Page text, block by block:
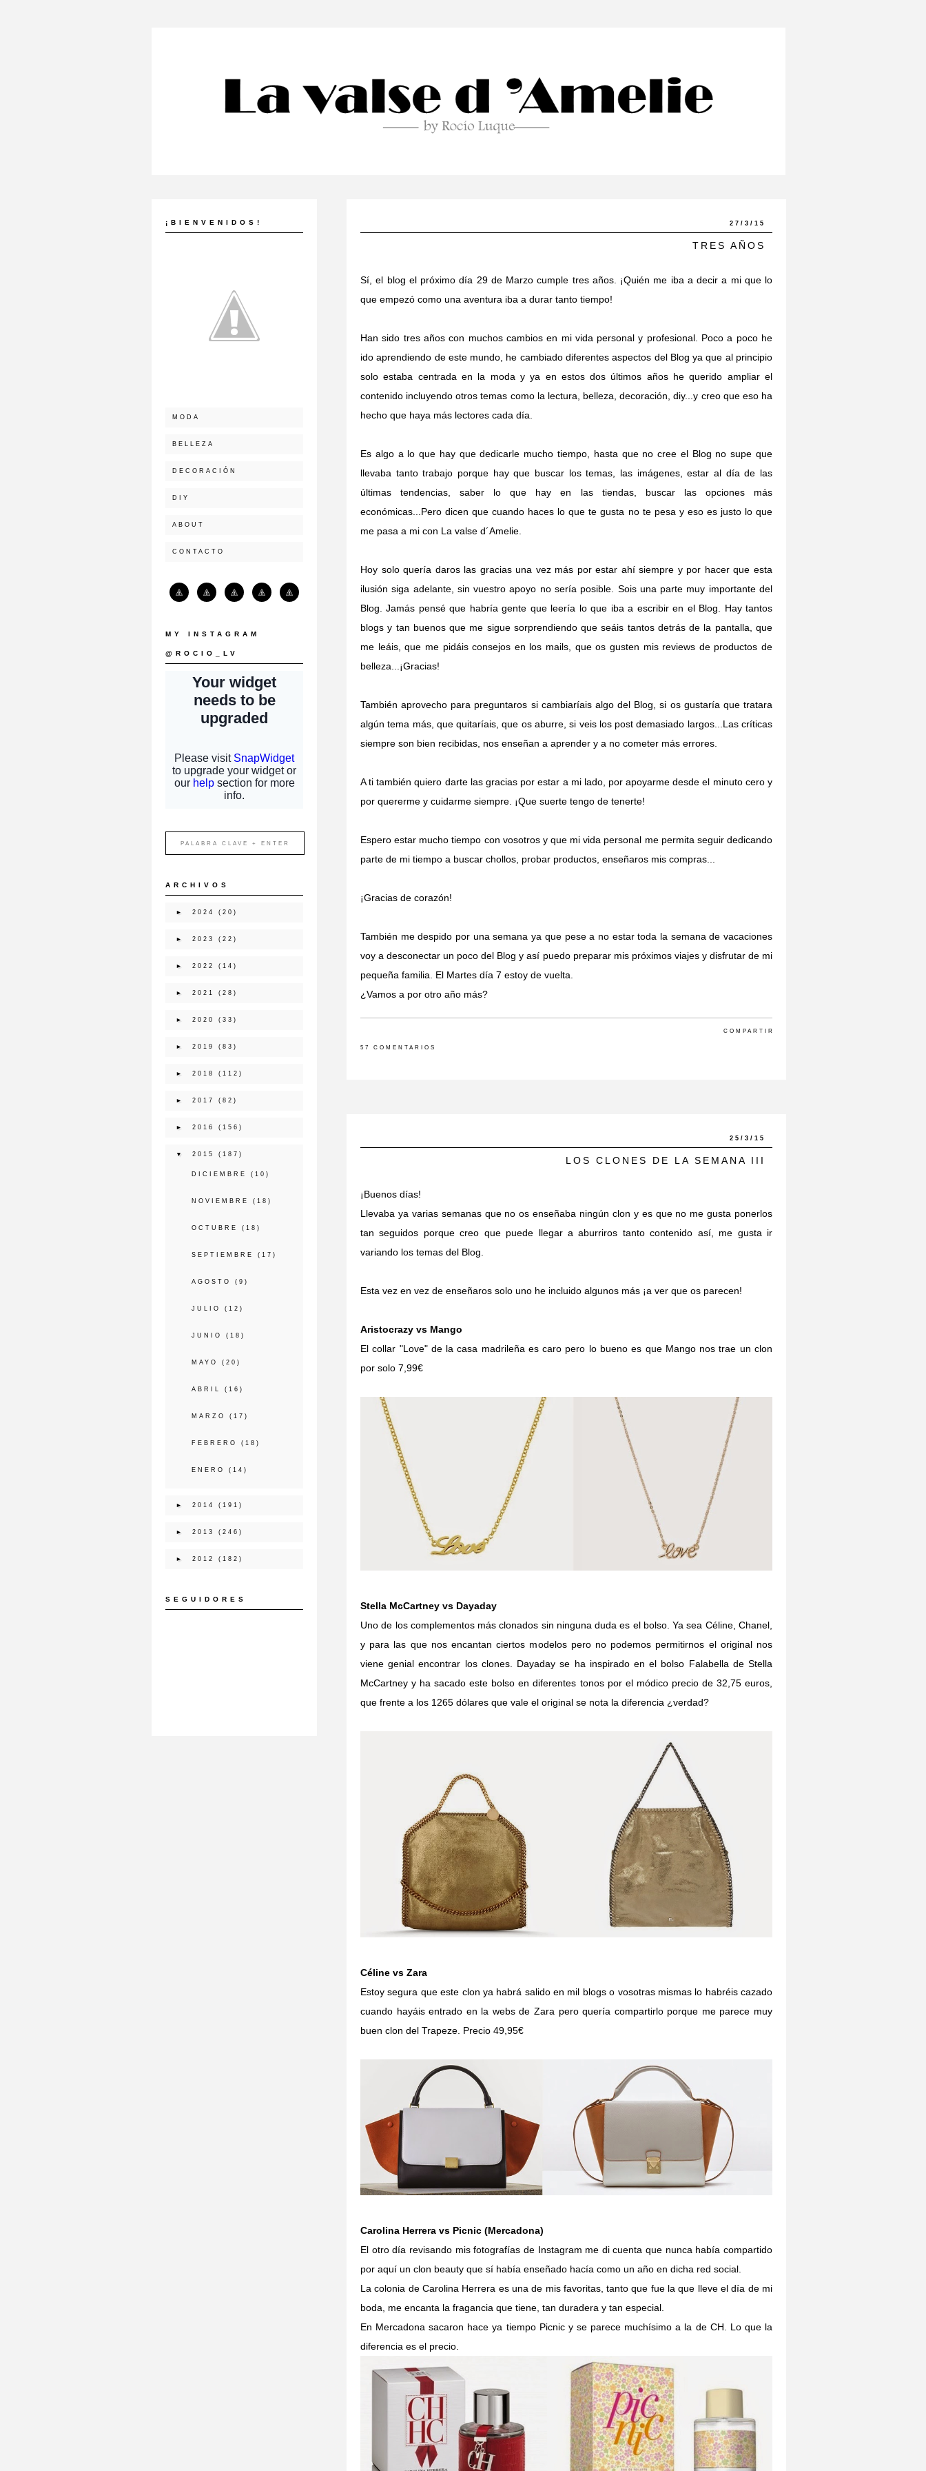
27/3/15
TRES AÑOS
Sí, el blog el próximo día 29 de Marzo cumple tres años. ¡Quién me iba a decir a mi que lo
que empezó como una aventura iba a durar tanto tiempo!
Han sido tres años con muchos cambios en mi vida personal y profesional. Poco a poco he
ido aprendiendo de este mundo, he cambiado diferentes aspectos del Blog ya que al principio
solo estaba centrada en la moda y ya en estos dos últimos años he querido ampliar el
contenido incluyendo otros temas como la lectura, belleza, decoración, diy...y creo que eso ha
hecho que haya más lectores cada día.
Es algo a lo que hay que dedicarle mucho tiempo, hasta que no cree el Blog no supe que
llevaba tanto trabajo porque hay que buscar los temas, las imágenes, estar al día de las
últimas tendencias, saber lo que hay en las tiendas, buscar las opciones más
económicas...Pero dicen que cuando haces lo que te gusta no te pesa y eso es justo lo que
me pasa a mi con La valse d´Amelie.
Hoy solo quería daros las gracias una vez más por estar ahí siempre y por hacer que esta
ilusión siga adelante, sin vuestro apoyo no sería posible. Sois una parte muy importante del
Blog. Jamás pensé que habría gente que leería lo que iba a escribir en el Blog. Hay tantos
blogs y tan buenos que me sigue sorprendiendo que seáis tantos detrás de la pantalla, que
me leáis, que me pidáis consejos en los mails, que os gusten mis reviews de productos de
belleza...¡Gracias!
También aprovecho para preguntaros si cambiaríais algo del Blog, si os gustaría que tratara
algún tema más, que quitaríais, que os aburre, si veis los post demasiado largos...Las críticas
siempre son bien recibidas, nos enseñan a aprender y a no cometer más errores.
A ti también quiero darte las gracias por estar a mi lado, por apoyarme desde el minuto cero y
por quererme y cuidarme siempre. ¡Que suerte tengo de tenerte!
Espero estar mucho tiempo con vosotros y que mi vida personal me permita seguir dedicando
parte de mi tiempo a buscar chollos, probar productos, enseñaros mis compras...
¡Gracias de corazón!
También me despido por una semana ya que pese a no estar toda la semana de vacaciones
voy a desconectar un poco del Blog y así puedo preparar mis próximos viajes y disfrutar de mi
pequeña familia. El Martes día 7 estoy de vuelta.
¿Vamos a por otro año más?
COMPARTIR
57 COMENTARIOS
25/3/15
LOS CLONES DE LA SEMANA III
¡Buenos días!
Llevaba ya varias semanas que no os enseñaba ningún clon y es que no me gusta ponerlos
tan seguidos porque creo que puede llegar a aburriros tanto contenido así, me gusta ir
variando los temas del Blog.
Esta vez en vez de enseñaros solo uno he incluido algunos más ¡a ver que os parecen!
Aristocrazy vs Mango
El collar "Love" de la casa madrileña es caro pero lo bueno es que Mango nos trae un clon
por solo 7,99€
Stella McCartney vs Dayaday
Uno de los complementos más clonados sin ninguna duda es el bolso. Ya sea Céline, Chanel,
y para las que nos encantan ciertos modelos pero no podemos permitirnos el original nos
viene genial encontrar los clones. Dayaday se ha inspirado en el bolso Falabella de Stella
McCartney y ha sacado este bolso en diferentes tonos por el módico precio de 32,75 euros,
que frente a los 1265 dólares que vale el original se nota la diferencia ¿verdad?
Céline vs Zara
Estoy segura que este clon ya habrá salido en mil blogs o vosotras mismas lo habréis cazado
cuando hayáis entrado en la webs de Zara pero quería compartirlo porque me parece muy
buen clon del Trapeze. Precio 49,95€
Carolina Herrera vs Picnic (Mercadona)
El otro día revisando mis fotografías de Instagram me di cuenta que nunca había compartido
por aquí un clon beauty que sí había enseñado hacía como un año en dicha red social.
La colonia de Carolina Herrera es una de mis favoritas, tanto que fue la que lleve el día de mi
boda, me encanta la fragancia que tiene, tan duradera y tan especial.
En Mercadona sacaron hace ya tiempo Picnic y se parece muchísimo a la de CH. Lo que la
diferencia es el precio.
¡BIENVENIDOS!
MODA
BELLEZA
DECORACIÓN
DIY
ABOUT
CONTACTO
MY INSTAGRAM
@ROCIO_LV
ARCHIVOS
► 2024 (20)
► 2023 (22)
► 2022 (14)
► 2021 (28)
► 2020 (33)
► 2019 (83)
► 2018 (112)
► 2017 (82)
► 2016 (156)
▼ 2015 (187)
DICIEMBRE (10)
NOVIEMBRE (18)
OCTUBRE (18)
SEPTIEMBRE (17)
AGOSTO (9)
JULIO (12)
JUNIO (18)
MAYO (20)
ABRIL (16)
MARZO (17)
FEBRERO (18)
ENERO (14)
► 2014 (191)
► 2013 (246)
► 2012 (182)
SEGUIDORES